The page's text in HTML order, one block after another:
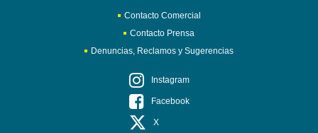
Contacto Comercial
Contacto Prensa
Denuncias, Reclamos y Sugerencias
Instagram
Facebook
X